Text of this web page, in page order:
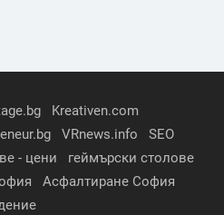
Kreativen.com
VRnews.info
SEO
- цени
геймърски столове
Асфалтиране София